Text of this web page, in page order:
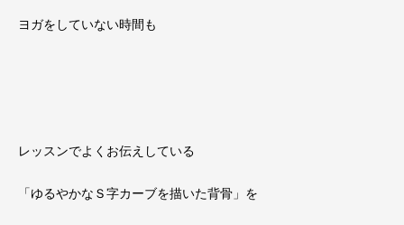
ヨガをしていない時間も
レッスンでよくお伝えしている
「ゆるやかなＳ字カーブを描いた背骨」を